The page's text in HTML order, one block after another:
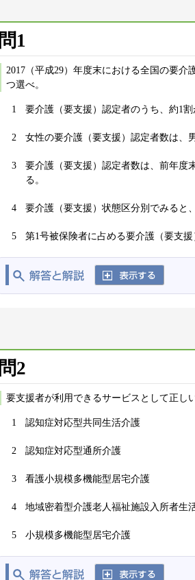
問1
2017（平成29）年度末における全国の要
つ選べ。
1 要介護（要支援）認定者のうち、約1
2 女性の要介護（要支援）認定者数は、
3
要介護（要支援）認定者数は、前年度
る。
4 要介護（要支援）状態区分別でみると
5 第1号被保険者に占める要介護（要支
問2
要支援者が利用できるサービスとして正し
1 認知症対応型共同生活介護
2 認知症対応型通所介護
3 看護小規模多機能型居宅介護
4 地域密着型介護老人福祉施設入所者生
5 小規模多機能型居宅介護